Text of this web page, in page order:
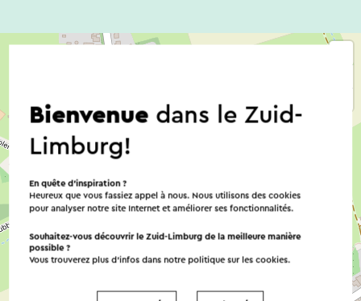
Bienvenuedans le Zuid-
Limburg!
En quête d’inspiration ?
Heureux que vous fassiez appel à nous. Nous utilisons des cookies
pour analyser notre site Internet et améliorer ses fonctionnalités.
Souhaitez-vous découvrir le Zuid-Limburg de la meilleure manière
possible ?
Vous trouverez plus d’infos dans notre politique sur lescookies.